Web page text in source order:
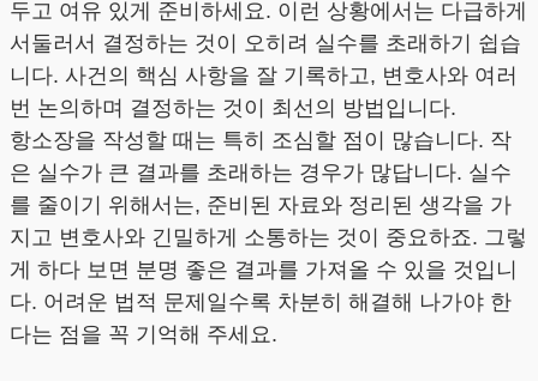
두고 여유 있게 준비하세요. 이런 상황에서는 다급하게
서둘러서 결정하는 것이 오히려 실수를 초래하기 쉽습
니다. 사건의 핵심 사항을 잘 기록하고, 변호사와 여러
번 논의하며 결정하는 것이 최선의 방법입니다.
항소장을 작성할 때는 특히 조심할 점이 많습니다. 작
은 실수가 큰 결과를 초래하는 경우가 많답니다. 실수
를 줄이기 위해서는, 준비된 자료와 정리된 생각을 가
지고 변호사와 긴밀하게 소통하는 것이 중요하죠. 그렇
게 하다 보면 분명 좋은 결과를 가져올 수 있을 것입니
다. 어려운 법적 문제일수록 차분히 해결해 나가야 한
다는 점을 꼭 기억해 주세요.